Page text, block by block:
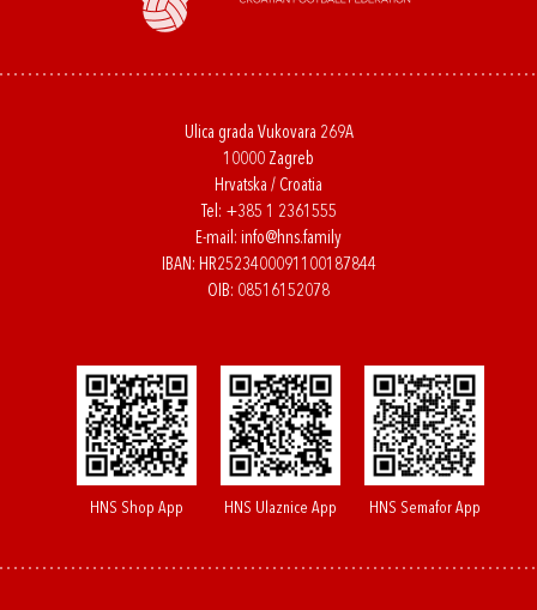
Ulica grada Vukovara 269A
10000 Zagreb
Hrvatska / Croatia
Tel: +385 1 2361555
E-mail: info@hns.family
IBAN: HR2523400091100187844
OIB: 08516152078
HNS Shop App HNS Ulaznice App HNS Semafor App